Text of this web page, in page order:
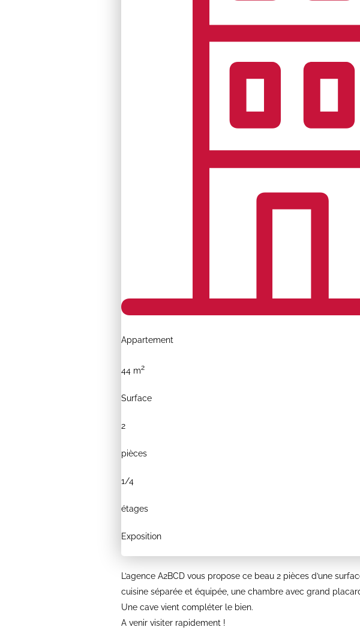
Appartement
44 m2
Surface
2
pièces
1/4
étages
Exposition
L’agence A2BCD vous propose ce beau 2 pièces d’une
cuisine séparée et équipée, une chambre avec grand
Une cave vient compléter le bien.
A venir visiter rapidement !